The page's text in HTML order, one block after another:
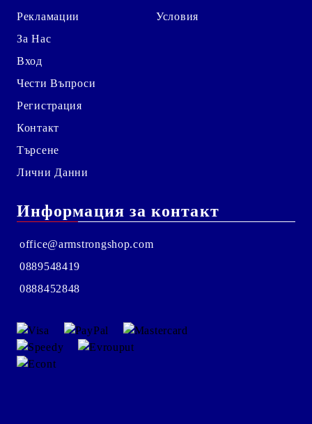
Рекламации
За Нас
Вход
Чести Въпроси
Регистрация
Контакт
Търсене
Лични Данни
Условия
Информация за контакт
office@armstrongshop.com
0889548419
0888452848